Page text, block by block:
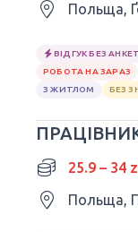
Польща,
ВІДГУК БЕЗ
РОБОТА НА ЗАРАЗ
З ЖИТЛОМ
БЕЗ
25.9 – 34
Польща,